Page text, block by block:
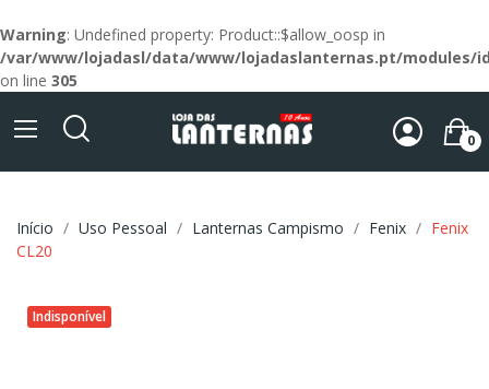
Warning: Undefined property: Product::$allow_oosp in
/var/www/lojadasl/data/www/lojadaslanternas.pt/modules/
on line 305
0
Início Uso Pessoal Lanternas Campismo Fenix
Fenix
CL20
Indisponível